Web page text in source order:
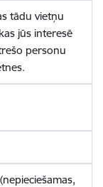
tādu vietņu
jūs interesē
personu